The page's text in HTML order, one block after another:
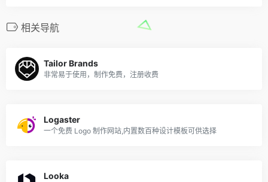
相关导航
Tailor Brands
非常易于使用，制作免费，注册收费
Logaster
一个免费 Logo 制作网站,内置数百种设计模板可供选择
Looka